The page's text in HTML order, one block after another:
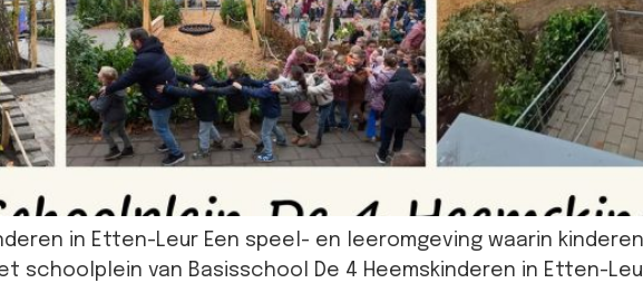
in Etten-Leur Een speel- en leeromgeving waarin
schoolplein van Basisschool De 4 Heemskinderen in Etten-